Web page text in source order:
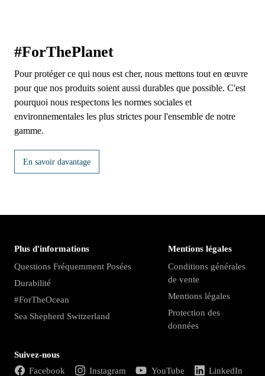
#ForThePlanet
Pour protéger ce qui nous est cher, nous mettons tout en œuvre
pour que nos produits soient aussi durables que possible. C'est
pourquoi nous respectons les normes sociales et
environnementales les plus strictes pour l'ensemble de notre
gamme.
En savoir davantage
Plus d'informations
Questions Fréquemment Posées
Durabilité
#ForTheOcean
Sea Shepherd Switzerland
Mentions légales
Conditions générales
de vente
Mentions légales
Protection des
données
Suivez-nous
Facebook
Instagram YouTube LinkedIn